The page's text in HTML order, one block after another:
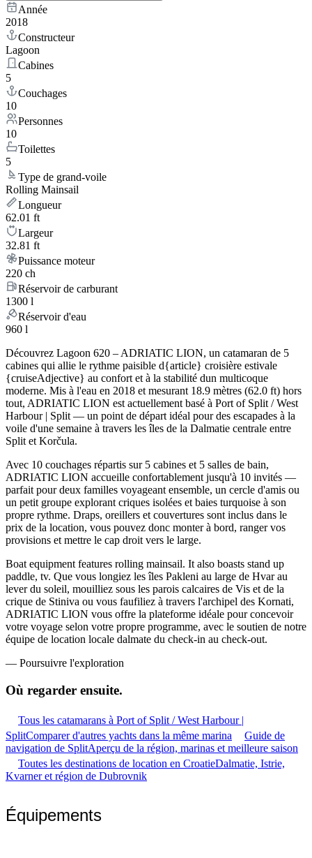
Année
2018
Constructeur
Lagoon
Cabines
5
Couchages
10
Personnes
10
Toilettes
5
Type de grand-voile
Rolling Mainsail
Longueur
62.01 ft
Largeur
32.81 ft
Puissance moteur
220 ch
Réservoir de carburant
1300 l
Réservoir d'eau
960 l
Découvrez Lagoon 620 – ADRIATIC LION, un catamaran de 5
cabines qui allie le rythme paisible d{article} croisière estivale
{cruiseAdjective} au confort et à la stabilité dun multicoque
moderne. Mis à l'eau en 2018 et mesurant 18.9 mètres (62.0 ft) hors
tout, ADRIATIC LION est actuellement basé à Port of Split / West
Harbour | Split — un point de départ idéal pour des escapades à la
voile d'une semaine à travers les îles de la Dalmatie centrale entre
Split et Korčula.
Avec 10 couchages répartis sur 5 cabines et 5 salles de bain,
ADRIATIC LION accueille confortablement jusqu'à 10 invités —
parfait pour deux familles voyageant ensemble, un cercle d'amis ou
un petit groupe explorant criques isolées et baies turquoise à son
propre rythme. Draps, oreillers et couvertures sont inclus dans le
prix de la location, vous pouvez donc monter à bord, ranger vos
provisions et mettre le cap droit vers le large.
Boat equipment features rolling mainsail. It also boasts stand up
paddle, tv. Que vous longiez les îles Pakleni au large de Hvar au
lever du soleil, mouilliez sous les parois calcaires de Vis et de la
crique de Stiniva ou vous faufiliez à travers l'archipel des Kornati,
ADRIATIC LION vous offre la plateforme idéale pour concevoir
votre voyage selon votre propre programme, avec le soutien de notre
équipe de location locale dalmate du check-in au check-out.
— Poursuivre l'exploration
Où regarder ensuite.
Tous les catamarans à Port of Split / West Harbour |
SplitComparer d'autres yachts dans la même marina
Guide de
navigation de SplitAperçu de la région, marinas et meilleure saison
Toutes les destinations de location en CroatieDalmatie, Istrie,
Kvarner et région de Dubrovnik
Équipements